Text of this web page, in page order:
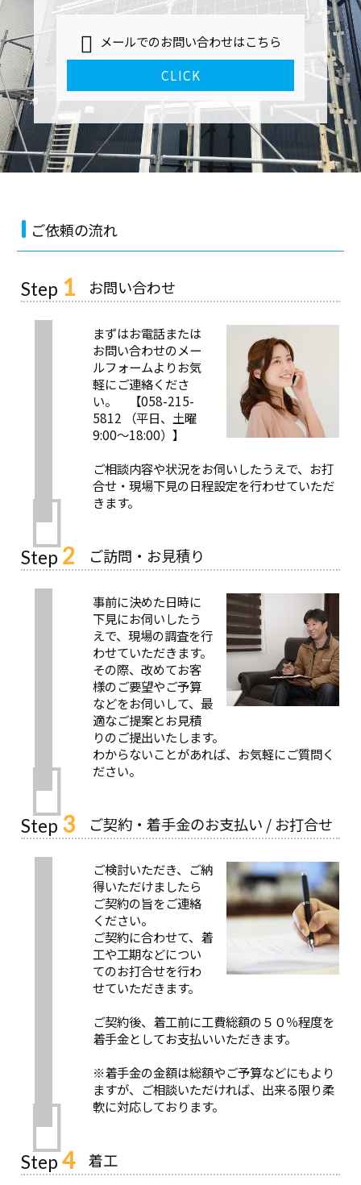
メールでのお問い合わせはこちら
CLICK
ご依頼の流れ
Step 1 お問い合わせ
まずはお電話または
お問い合わせのメー
ルフォームよりお気
軽にご連絡くださ
い。 【058-215-
5812 （平日、土曜
9:00～18:00）】
ご相談内容や状況をお伺いしたうえで、お打
合せ・現場下見の日程設定を行わせていただ
きます。
Step 2 ご訪問・お見積り
事前に決めた日時に
下見にお伺いしたう
えで、現場の調査を行
わせていただきます。
その際、改めてお客
様のご要望やご予算
などをお伺いして、最
適なご提案とお見積
りのご提出いたします。
わからないことがあれば、お気軽にご質問く
ださい。
Step 3 ご契約・着手金のお支払い / お打合せ
ご検討いただき、ご納
得いただけましたら
ご契約の旨をご連絡
ください。
ご契約に合わせて、着
工や工期などについ
てのお打合せを行わ
せていただきます。
ご契約後、着工前に工費総額の５０％程度を
着手金としてお支払いいただきます。
※着手金の金額は総額やご予算などにもより
ますが、ご相談いただければ、出来る限り柔
軟に対応しております。
Step 4 着工